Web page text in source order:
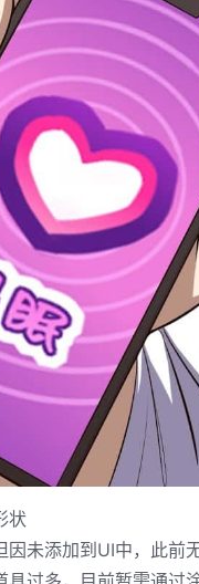
状
未添加到UI中，此前